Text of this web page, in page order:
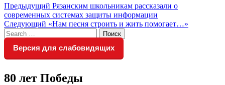
Навигация
по
записям
Предыдущий Предыдущий
пост:
Рязанским школьникам рассказали о
современных системах защиты информации
Следующий Следующий
«Нам песня строить и жить помогает…»
Search
for:
Поиск
Версия для слабовидящих
80 лет Победы